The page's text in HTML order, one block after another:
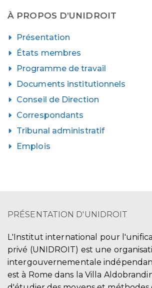
À PROPOS D’UNIDROIT
Présentation
États membres
Programme de travail
Documents institutionnels
Conseil de Direction
Correspondants
Tribunal administratif
Emplois
PRÉSENTATION D'UNIDROIT
L'Institut international pour
privé (UNIDROIT) est une
intergouvernementale
est à Rome dans la Villa